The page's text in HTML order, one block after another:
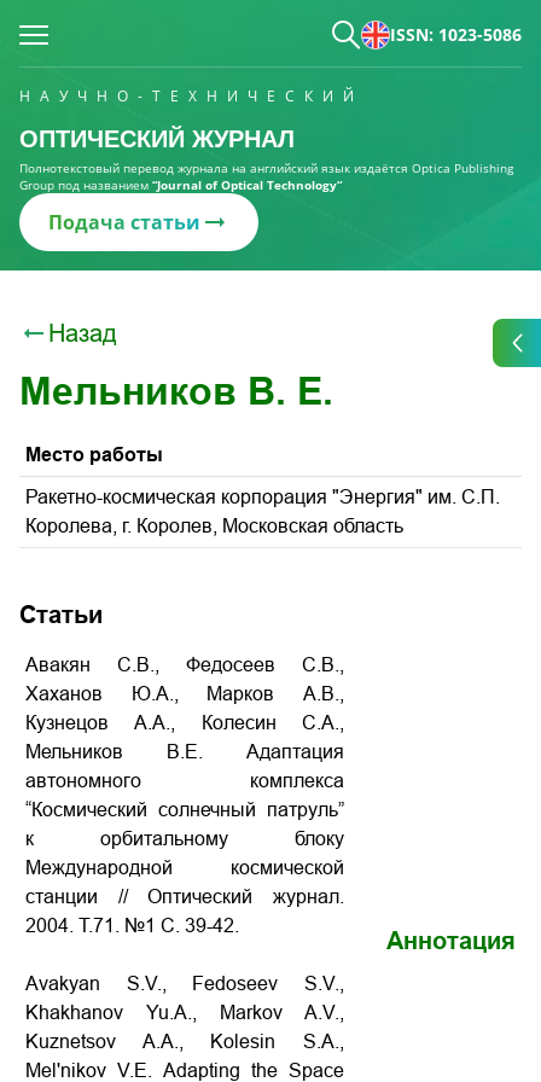
ISSN: 1023-5086
НАУЧНО-ТЕХНИЧЕСКИЙ
ОПТИЧЕСКИЙ ЖУРНАЛ
Полнотекстовый перевод журнала на английский язык издаётся Optica Publishing
Group под названием “Journal of Optical Technology“
Подача статьи
Назад
Мельников В. Е.
Место работы
Ракетно-космическая корпорация "Энергия" им. С.П.
Королева, г. Королев, Московская область
Статьи
Авакян С.В., Федосеев С.В.,
Хаханов Ю.А., Марков А.В.,
Кузнецов А.А., Колесин С.А.,
Мельников В.Е. Адаптация
автономного комплекса
“Космический солнечный патруль”
к орбитальному блоку
Международной космической
станции // Оптический журнал.
2004. Т.71. №1 С. 39-42.
Avakyan S.V., Fedoseev S.V.,
Khakhanov Yu.A., Markov A.V.,
Kuznetsov A.A., Kolesin S.A.,
Mel'nikov V.E. Adapting the Space
Аннотация